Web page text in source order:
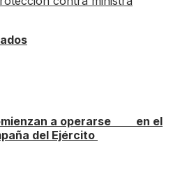
a operarse en el
del Ejército